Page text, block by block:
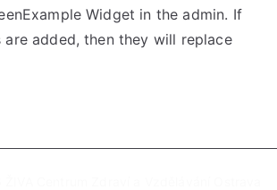
Widget in the admin. If
added, then they will replace